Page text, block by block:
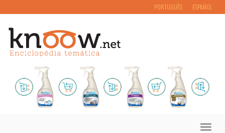
PORTUGUÊS ESPAÑOL
Toggle